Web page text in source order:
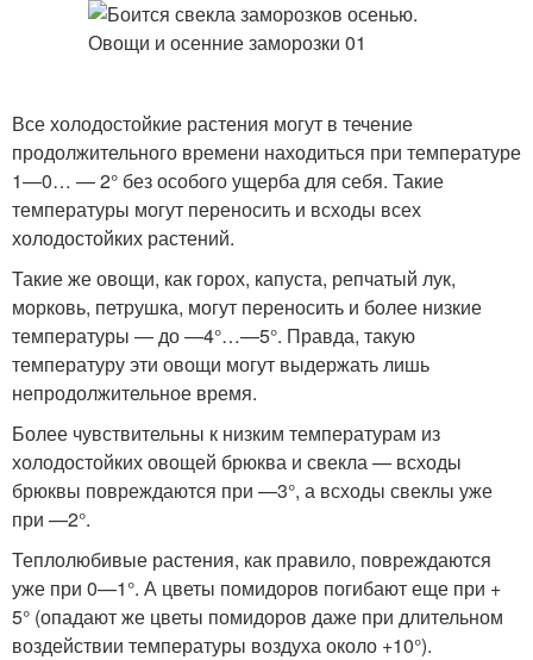
Все холодостойкие растения могут в течение
продолжительного времени находиться при температуре
1—0… — 2° без особого ущерба для себя. Такие
температуры могут переносить и всходы всех
холодостойких растений.
Такие же овощи, как горох, капуста, репчатый лук,
морковь, петрушка, могут переносить и более низкие
температуры — до —4°…—5°. Правда, такую
температуру эти овощи могут выдержать лишь
непродолжительное время.
Более чувствительны к низким температурам из
холодостойких овощей брюква и свекла — всходы
брюквы повреждаются при —3°, а всходы свеклы уже
при —2°.
Теплолюбивые растения, как правило, повреждаются
уже при 0—1°. А цветы помидоров погибают еще при +
5° (опадают же цветы помидоров даже при длительном
воздействии температуры воздуха около +10°).